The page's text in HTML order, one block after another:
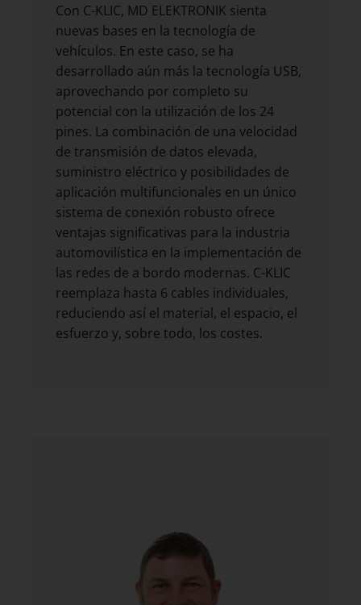
Con C-KLIC, MD ELEKTRONIK sienta
nuevas bases en la tecnología de
vehículos. En este caso, se ha
desarrollado aún más la tecnología USB,
aprovechando por completo su
potencial con la utilización de los 24
pines. La combinación de una velocidad
de transmisión de datos elevada,
suministro eléctrico y posibilidades de
aplicación multifuncionales en un único
sistema de conexión robusto ofrece
ventajas significativas para la industria
automovilística en la implementación de
las redes de a bordo modernas. C-KLIC
reemplaza hasta 6 cables individuales,
reduciendo así el material, el espacio, el
esfuerzo y, sobre todo, los costes.